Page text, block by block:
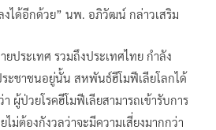
ได้อีกด้วย” นพ. อภิวัฒน์ กล่าวเสริม
ประเทศ รวมถึงประเทศไทย กำลัง
ะชาชนอยู่นั้น สหพันธ์ฮีโมฟีเลียโลกได้
ผู้ป่วยโรคฮีโมฟีเลียสามารถเข้ารับการ
ไม่ต้องกังวลว่าจะมีความเสี่ยงมากกว่า